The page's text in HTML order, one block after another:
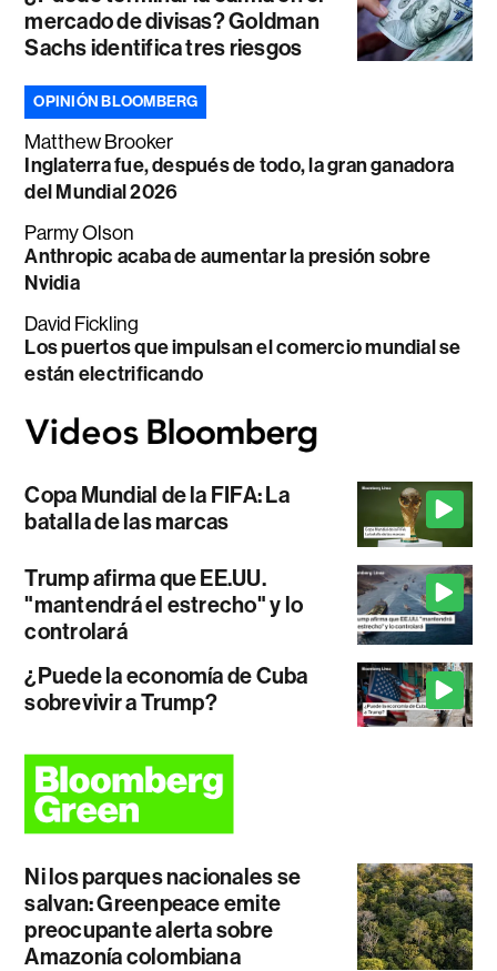
mercado de divisas? Goldman
Sachs identifica tres riesgos
OPINIÓN BLOOMBERG
Matthew Brooker
Inglaterra fue, después de todo, la gran ganadora
del Mundial 2026
Parmy Olson
Anthropic acaba de aumentar la presión sobre
Nvidia
David Fickling
Los puertos que impulsan el comercio mundial se
están electrificando
Copa Mundial de la FIFA: La
batalla de las marcas
Trump afirma que EE.UU.
"mantendrá el estrecho" y lo
controlará
¿Puede la economía de Cuba
sobrevivir a Trump?
Ni los parques nacionales se
salvan: Greenpeace emite
preocupante alerta sobre
Amazonía colombiana